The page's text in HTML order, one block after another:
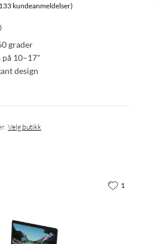
kundeanmeldelser)
grader
på 10–17"
design
Velg butikk
1